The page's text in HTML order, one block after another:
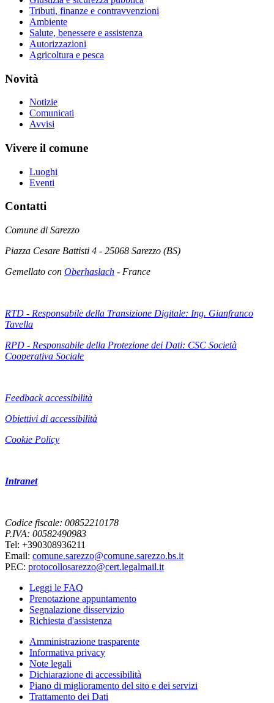
Tributi, finanze e contravvenzioni
Ambiente
Salute, benessere e assistenza
Autorizzazioni
Agricoltura e pesca
Novità
Notizie
Comunicati
Avvisi
Vivere il comune
Luoghi
Eventi
Contatti
Comune di Sarezzo
Piazza Cesare Battisti 4 - 25068 Sarezzo (BS)
Gemellato con Oberhaslach - France
RTD - Responsabile della Transizione Digitale: Ing. Gianfranco
Tavella
RPD - Responsabile della Protezione dei Dati: CSC Società
Cooperativa Sociale
Feedback accessibilità
Obiettivi di accessibilità
Cookie Policy
Intranet
Codice fiscale: 00852210178
P.IVA: 00582490983
Tel: +390308936211
Email: comune.sarezzo@comune.sarezzo.bs.it
PEC: protocollosarezzo@cert.legalmail.it
Leggi le FAQ
Prenotazione appuntamento
Segnalazione disservizio
Richiesta d'assistenza
Amministrazione trasparente
Informativa privacy
Note legali
Dichiarazione di accessibilità
Piano di miglioramento del sito e dei servizi
Trattamento dei Dati